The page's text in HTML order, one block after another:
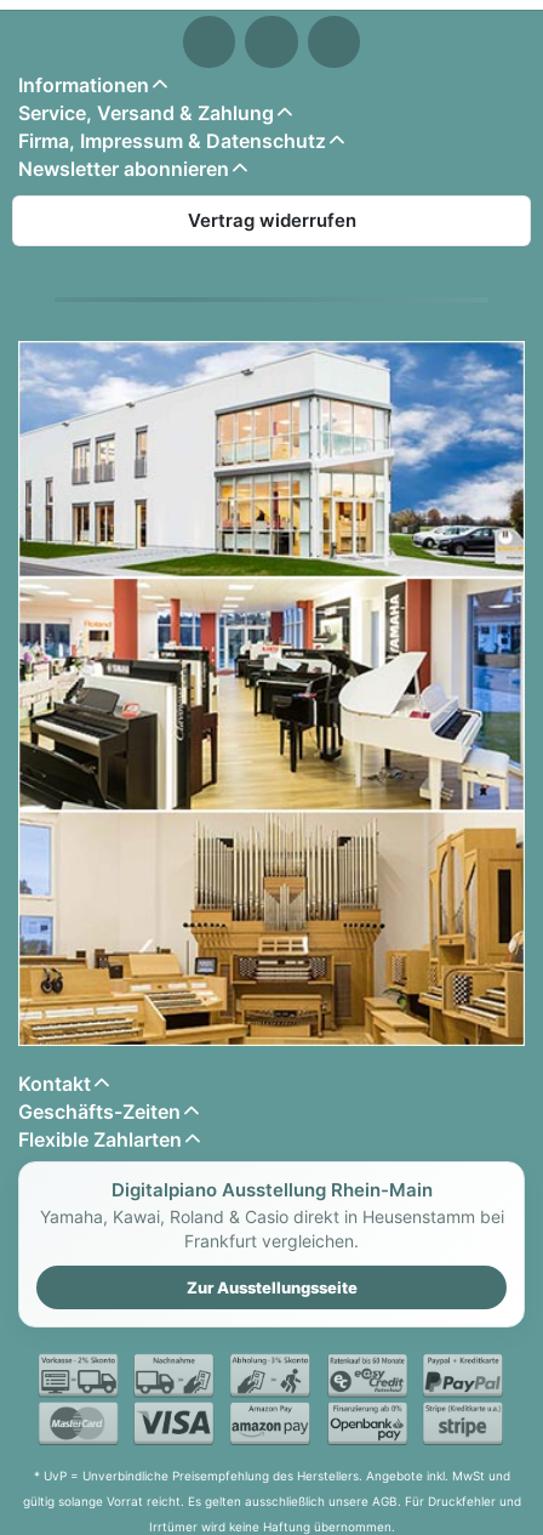
Informationen
Service, Versand & Zahlung
Firma, Impressum & Datenschutz
Newsletter abonnieren
Vertrag widerrufen
Kontakt
Geschäfts-Zeiten
Flexible Zahlarten
Digitalpiano Ausstellung Rhein-Main
Yamaha, Kawai, Roland & Casio direkt in Heusenstamm bei
Frankfurt vergleichen.
Zur Ausstellungsseite
* UvP = Unverbindliche Preisempfehlung des Herstellers. Angebote inkl. MwSt und
gültig solange Vorrat reicht. Es gelten ausschließlich unsere AGB. Für Druckfehler und
Irrtümer wird keine Haftung übernommen.